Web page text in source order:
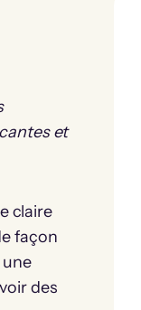
et
claire
façon
des